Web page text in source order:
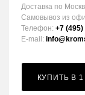
Доставка по
Самовывоз из
Телефон: +7
E-mail:
КУПИТЬ В